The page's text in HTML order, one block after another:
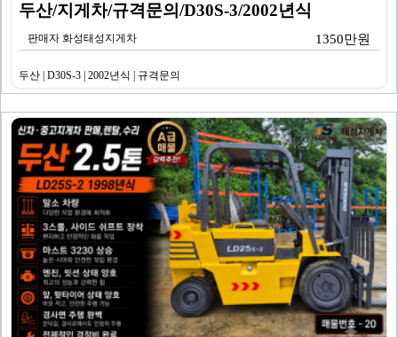
두산/지게차/규격문의/D30S-3/2002년식
판매자 화성태성지게차 1350만원
두산 | D30S-3 | 2002년식 | 규격문의